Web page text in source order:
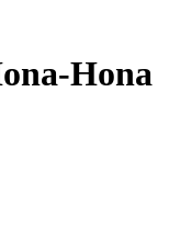
Hona